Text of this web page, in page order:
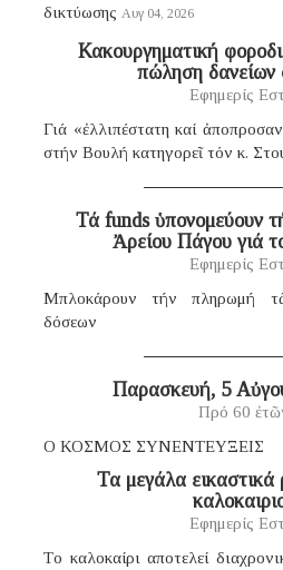
δικτύωσης Αυγ 04, 2026
Κακουργηματική
πώληση δανείων
Εφημερίς
Γιά «ἐλλιπέστατη καί
στήν Βουλή κατηγορεῖ τόν κ.
Τά funds ὑπονομεύουν
Ἀρείου Πάγου γιά
Εφημερίς
Μπλοκάρουν τήν πληρωμή
δόσεων
Παρασκευή, 5
Πρό 60
Ο ΚΟΣΜΟΣ ΣΥΝΕΝΤΕΥΞΕΙΣ
Τα μεγάλα εικαστικά
Εφημερίς
Tο καλοκαίρι αποτελεί